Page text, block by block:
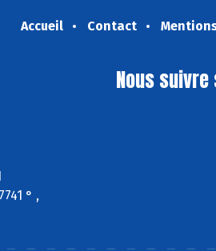
Accueil Contact
° ,
Nous